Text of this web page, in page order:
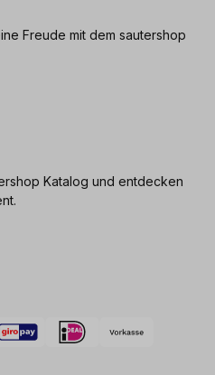
Freude mit dem sautershop
Katalog und entdecken